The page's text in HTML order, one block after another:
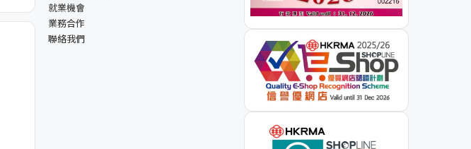
就業機會
業務合作
聯絡我們